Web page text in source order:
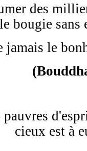
des
bougie sans
jamais le
cieux est à